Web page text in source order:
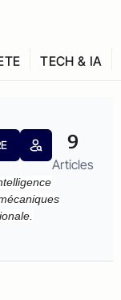
TECH & IA
9
Articles